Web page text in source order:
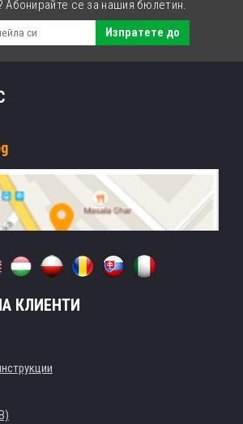
Абонирайте се за нашия бюлетин.
Изпратете до
КЛИЕНТИ